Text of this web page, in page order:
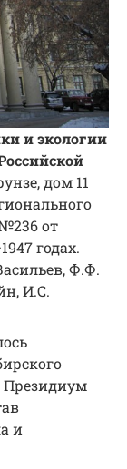
и экологии
дом 11
от
годах.
Ф.Ф.
И.С.
Президиум
и